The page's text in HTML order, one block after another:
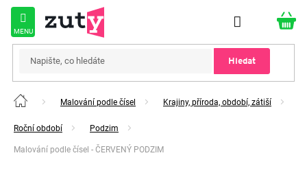
Přejít
obsah
Hledat
Domů Malování podle čísel Krajiny, příroda, období, zátiší
Roční období Podzim
Malování podle čísel - ČERVENÝ PODZIM